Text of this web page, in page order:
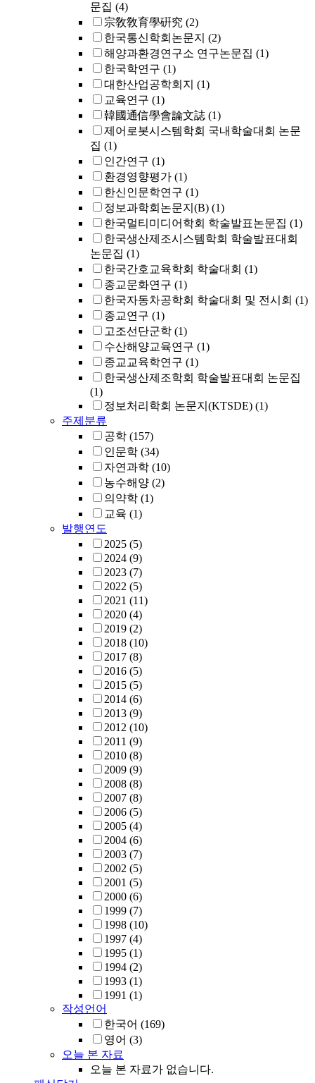
문집 (4)
宗敎敎育學硏究 (2)
한국통신학회논문지 (2)
해양과환경연구소 연구논문집 (1)
한국학연구 (1)
대한산업공학회지 (1)
교육연구 (1)
韓國通信學會論文誌 (1)
제어로봇시스템학회 국내학술대회 논문
집 (1)
인간연구 (1)
환경영향평가 (1)
한신인문학연구 (1)
정보과학회논문지(B) (1)
한국멀티미디어학회 학술발표논문집 (1)
한국생산제조시스템학회 학술발표대회
논문집 (1)
한국간호교육학회 학술대회 (1)
종교문화연구 (1)
한국자동차공학회 학술대회 및 전시회 (1)
종교연구 (1)
고조선단군학 (1)
수산해양교육연구 (1)
종교교육학연구 (1)
한국생산제조학회 학술발표대회 논문집
(1)
정보처리학회 논문지(KTSDE) (1)
주제분류
공학 (157)
인문학 (34)
자연과학 (10)
농수해양 (2)
의약학 (1)
교육 (1)
발행연도
2025 (5)
2024 (9)
2023 (7)
2022 (5)
2021 (11)
2020 (4)
2019 (2)
2018 (10)
2017 (8)
2016 (5)
2015 (5)
2014 (6)
2013 (9)
2012 (10)
2011 (9)
2010 (8)
2009 (9)
2008 (8)
2007 (8)
2006 (5)
2005 (4)
2004 (6)
2003 (7)
2002 (5)
2001 (5)
2000 (6)
1999 (7)
1998 (10)
1997 (4)
1995 (1)
1994 (2)
1993 (1)
1991 (1)
작성언어
한국어 (169)
영어 (3)
오늘 본 자료
오늘 본 자료가 없습니다.